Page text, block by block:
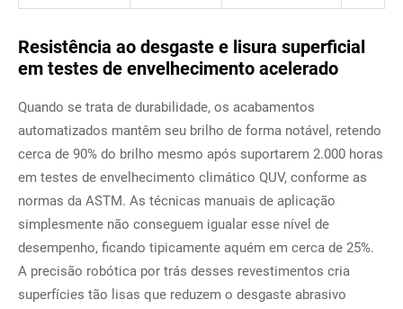
Resistência ao desgaste e lisura superficial
em testes de envelhecimento acelerado
Quando se trata de durabilidade, os acabamentos
automatizados mantêm seu brilho de forma notável, retendo
cerca de 90% do brilho mesmo após suportarem 2.000 horas
em testes de envelhecimento climático QUV, conforme as
normas da ASTM. As técnicas manuais de aplicação
simplesmente não conseguem igualar esse nível de
desempenho, ficando tipicamente aquém em cerca de 25%.
A precisão robótica por trás desses revestimentos cria
superfícies tão lisas que reduzem o desgaste abrasivo